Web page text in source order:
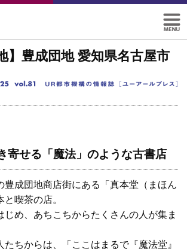
】豊成団地 愛知県名古屋市
寄せる「魔法」のような古書店
豊成団地商店街にある「真本堂（まほん
喫茶の店。
じめ、あちこちからたくさんの人が集ま
たちからは、「ここはまるで『魔法堂』